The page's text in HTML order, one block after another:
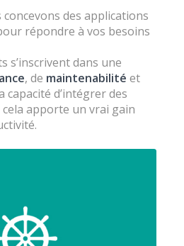
des applications
répondre à vos besoins
s’inscrivent dans une
, de maintenabilité et
capacité d’intégrer des
cela apporte un vrai gain